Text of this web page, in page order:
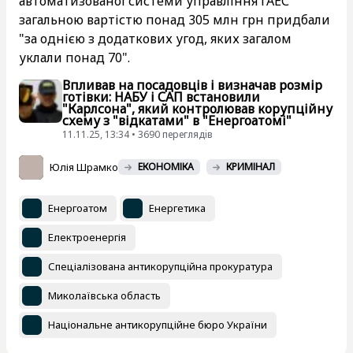
загальною вартістю понад 305 млн грн придбали
"за однією з додаткових угод, яких загалом
уклали понад 70".
Впливав на посадовців і визначав розмір
готівки: НАБУ і САП встановили
"Карлсона", який контролював корупційну
схему з "відкатами" в "Енергоатомі"
11.11.25, 13:34 • 3690 переглядiв
Юлія Шрамко ЕКОНОМІКА КРИМІНАЛ
Енергоатом Енергетика
Електроенергія
Спеціалізована антикорупційна прокуратура
Миколаївська область
Національне антикорупційне бюро України